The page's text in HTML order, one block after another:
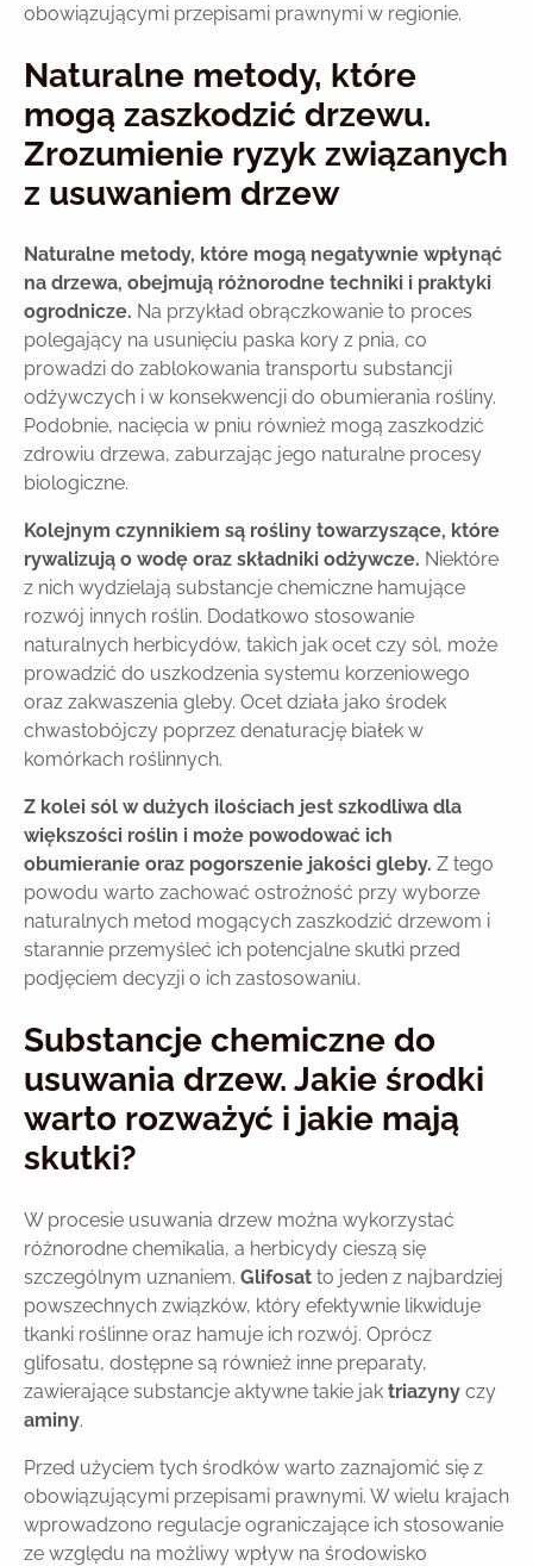
obowiązującymi przepisami prawnymi w regionie.
Naturalne metody, które
mogą zaszkodzić drzewu.
Zrozumienie ryzyk związanych
z usuwaniem drzew
Naturalne metody, które mogą negatywnie wpłynąć
na drzewa, obejmują różnorodne techniki i praktyki
ogrodnicze. Na przykład obrączkowanie to proces
polegający na usunięciu paska kory z pnia, co
prowadzi do zablokowania transportu substancji
odżywczych i w konsekwencji do obumierania rośliny.
Podobnie, nacięcia w pniu również mogą zaszkodzić
zdrowiu drzewa, zaburzając jego naturalne procesy
biologiczne.
Kolejnym czynnikiem są rośliny towarzyszące, które
rywalizują o wodę oraz składniki odżywcze. Niektóre
z nich wydzielają substancje chemiczne hamujące
rozwój innych roślin. Dodatkowo stosowanie
naturalnych herbicydów, takich jak ocet czy sól, może
prowadzić do uszkodzenia systemu korzeniowego
oraz zakwaszenia gleby. Ocet działa jako środek
chwastobójczy poprzez denaturację białek w
komórkach roślinnych.
Z kolei sól w dużych ilościach jest szkodliwa dla
większości roślin i może powodować ich
obumieranie oraz pogorszenie jakości gleby. Z tego
powodu warto zachować ostrożność przy wyborze
naturalnych metod mogących zaszkodzić drzewom i
starannie przemyśleć ich potencjalne skutki przed
podjęciem decyzji o ich zastosowaniu.
Substancje chemiczne do
usuwania drzew. Jakie środki
warto rozważyć i jakie mają
skutki?
W procesie usuwania drzew można wykorzystać
różnorodne chemikalia, a herbicydy cieszą się
szczególnym uznaniem. Glifosat to jeden z najbardziej
powszechnych związków, który efektywnie likwiduje
tkanki roślinne oraz hamuje ich rozwój. Oprócz
glifosatu, dostępne są również inne preparaty,
zawierające substancje aktywne takie jak triazyny czy
aminy.
Przed użyciem tych środków warto zaznajomić się z
obowiązującymi przepisami prawnymi. W wielu krajach
wprowadzono regulacje ograniczające ich stosowanie
ze względu na możliwy wpływ na środowisko